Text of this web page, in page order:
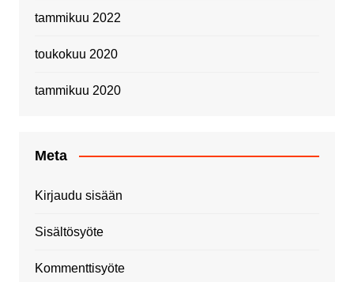
tammikuu 2022
toukokuu 2020
tammikuu 2020
Meta
Kirjaudu sisään
Sisältösyöte
Kommenttisyöte